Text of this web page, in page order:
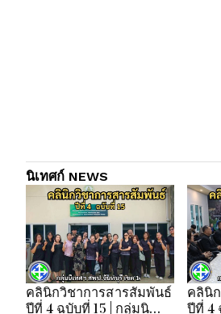
นิเทศก์ NEWS
คลินิกวิชาการสารสัมพันธ์
ปีที่ 4 ฉบับที่ 15 | กลุ่มนิ
คลินิ
ปีที่ 4